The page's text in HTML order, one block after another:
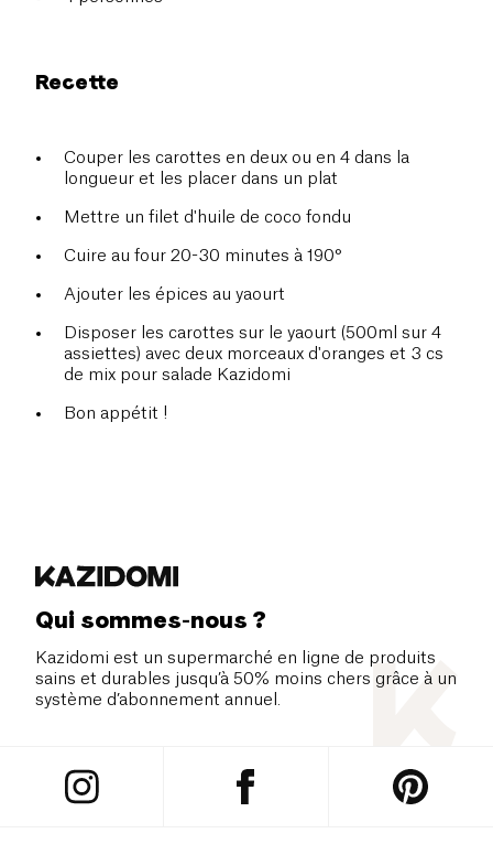
Recette
Couper les carottes en deux ou en 4 dans la
longueur et les placer dans un plat
Mettre un filet d'huile de coco fondu
Cuire au four 20-30 minutes à 190°
Ajouter les épices au yaourt
Disposer les carottes sur le yaourt (500ml sur 4
assiettes) avec deux morceaux d'oranges et 3 cs
de mix pour salade Kazidomi
Bon appétit !
Qui sommes-nous ?
Kazidomi est un supermarché en ligne de produits
sains et durables jusqu’à 50% moins chers grâce à un
système d’abonnement annuel.